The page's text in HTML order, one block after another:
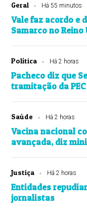
Geral Há 55 minutos
Vale faz acordo e
Samarco no Reino
Política Há 2 horas
Pacheco diz que
tramitação da
Saúde Há 2 horas
Vacina nacional
avançada, diz
Justiça Há 2 horas
Entidades
jornalistas